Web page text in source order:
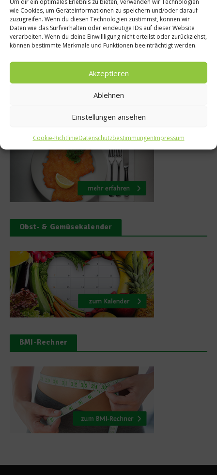
wie Cookies, um Geräteinformationen zu speichern und/oder darauf
zuzugreifen. Wenn du diesen Technologien zustimmst, können wir
Daten wie das Surfverhalten oder eindeutige IDs auf dieser Website
verarbeiten. Wenn du deine Einwillligung nicht erteilst oder zurückziehst,
können bestimmte Merkmale und Funktionen beeinträchtigt werden.
Akzeptieren
Ablehnen
Einstellungen ansehen
Cookie-RichtlinieDatenschutzbestimmungenImpressum
Walnuss-
2019
Gemüse
Profi – So
15. April
Obst- & Gemüsekalender
BMI-Rechner